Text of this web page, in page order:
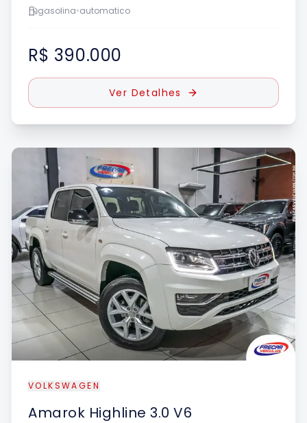
gasolina•automatico
R$ 390.000
Ver Detalhes
VOLKSWAGEN
Amarok Highline 3.0 V6